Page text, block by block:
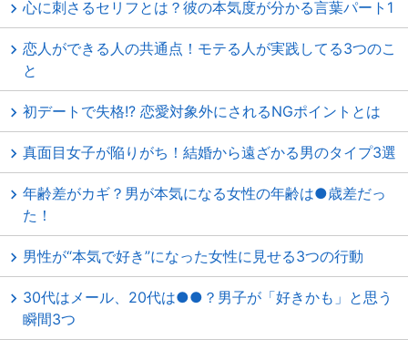
心に刺さるセリフとは？彼の本気度が分かる言葉パート1
恋人ができる人の共通点！モテる人が実践してる3つのこ
と
初デートで失格!? 恋愛対象外にされるNGポイントとは
真面目女子が陥りがち！結婚から遠ざかる男のタイプ3選
年齢差がカギ？男が本気になる女性の年齢は●歳差だっ
た！
男性が“本気で好き”になった女性に見せる3つの行動
30代はメール、20代は●●？男子が「好きかも」と思う
瞬間3つ